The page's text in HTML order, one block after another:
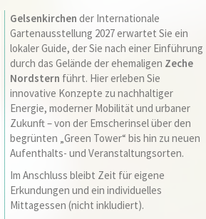
Gelsenkirchen der Internationale
Gartenausstellung 2027erwartet Sie ein
lokaler Guide, der Sie nach einer Einführung
durch das Gelände der ehemaligen Zeche
Nordstern führt. Hier erleben Sie
innovative Konzepte zu nachhaltiger
Energie, moderner Mobilität und urbaner
Zukunft – von der Emscherinsel über den
begrünten „Green Tower“ bis hin zu neuen
Aufenthalts- und Veranstaltungsorten.
Im Anschluss bleibt Zeit für eigene
Erkundungen und ein individuelles
Mittagessen (nicht inkludiert).